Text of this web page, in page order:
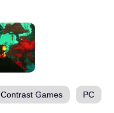
Contrast Games PC